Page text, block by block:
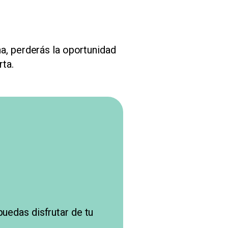
perderás la oportunidad
disfrutar de tu